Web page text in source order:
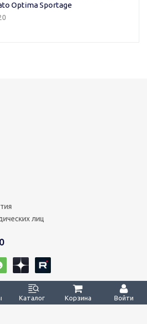
Войти
Корзина
Каталог
Optima Sportage
лиц
КОРЕЙЦА – уверенность в деталях